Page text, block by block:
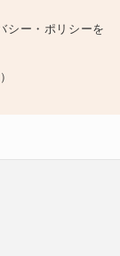
シー・ポリシーを